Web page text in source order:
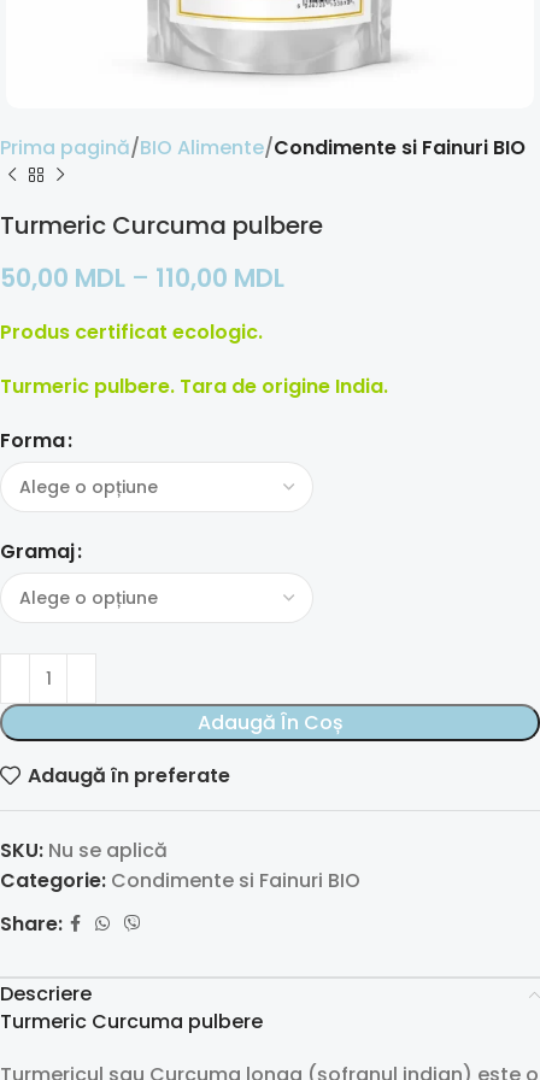
Prima pagină BIO Alimente Condimente si Fainuri BIO
Turmeric Curcuma pulbere
50,00 MDL – 110,00 MDL
Produs certificat ecologic.
Turmeric pulbere. Tara de origine India.
Forma
Gramaj
Adaugă În Coș
Adaugă în preferate
SKU: Nu se aplică
Categorie: Condimente si Fainuri BIO
Share:
Descriere
Turmeric Curcuma pulbere